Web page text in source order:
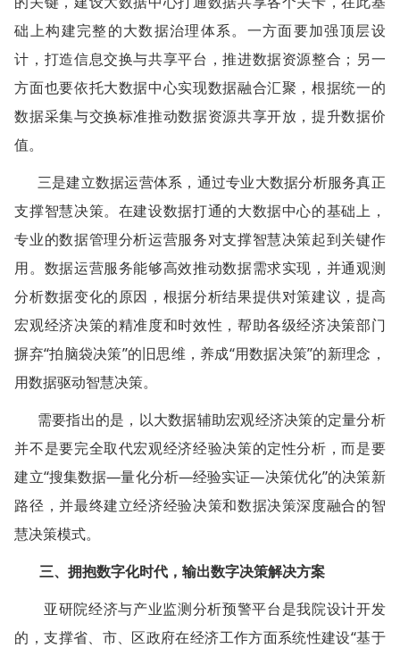
础上构建完整的大数据治理体系。一方面要加强顶层设
计，打造信息交换与共享平台，推进数据资源整合；另一
方面也要依托大数据中心实现数据融合汇聚，根据统一的
数据采集与交换标准推动数据资源共享开放，提升数据价
值。
三是建立数据运营体系，通过专业大数据分析服务真正
支撑智慧决策。在建设数据打通的大数据中心的基础上，
专业的数据管理分析运营服务对支撑智慧决策起到关键作
用。数据运营服务能够高效推动数据需求实现，并通观测
分析数据变化的原因，根据分析结果提供对策建议，提高
宏观经济决策的精准度和时效性，帮助各级经济决策部门
摒弃“拍脑袋决策”的旧思维，养成“用数据决策”的新理念，
用数据驱动智慧决策。
需要指出的是，以大数据辅助宏观经济决策的定量分析
并不是要完全取代宏观经济经验决策的定性分析，而是要
建立“搜集数据—量化分析—经验实证—决策优化”的决策新
路径，并最终建立经济经验决策和数据决策深度融合的智
慧决策模式。
三、拥抱数字化时代，输出数字决策解决方案
亚研院经济与产业监测分析预警平台是我院设计开发
的，支撑省、市、区政府在经济工作方面系统性建设“基于